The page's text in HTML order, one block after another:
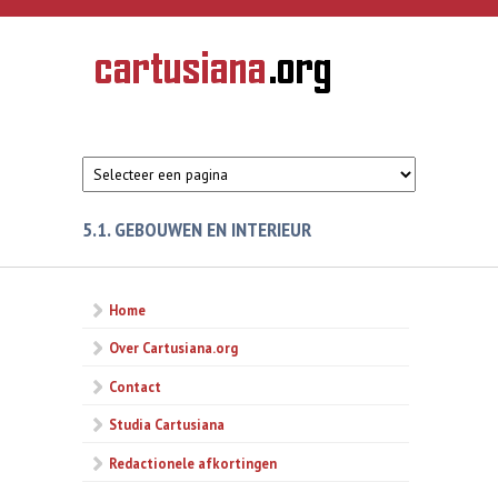
Overslaan en naar de inhoud gaan
CARTUSIANA
Geschiedenis
van de
5.1. GEBOUWEN EN INTERIEUR
Home
Over Cartusiana.org
Contact
Studia Cartusiana
Redactionele afkortingen